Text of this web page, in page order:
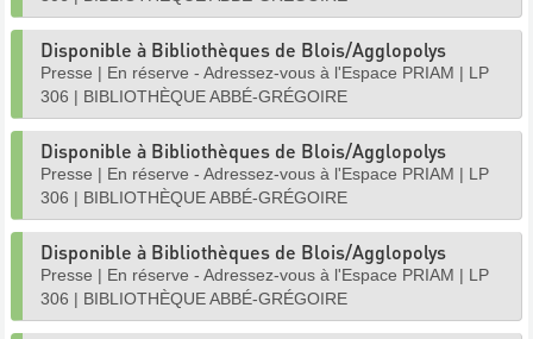
Disponible à Bibliothèques de Blois/Agglopolys
Presse | En réserve - Adressez-vous à l'Espace PRIAM | LP
306 | BIBLIOTHÈQUE ABBÉ-GRÉGOIRE
Disponible à Bibliothèques de Blois/Agglopolys
Presse | En réserve - Adressez-vous à l'Espace PRIAM | LP
306 | BIBLIOTHÈQUE ABBÉ-GRÉGOIRE
Disponible à Bibliothèques de Blois/Agglopolys
Presse | En réserve - Adressez-vous à l'Espace PRIAM | LP
306 | BIBLIOTHÈQUE ABBÉ-GRÉGOIRE